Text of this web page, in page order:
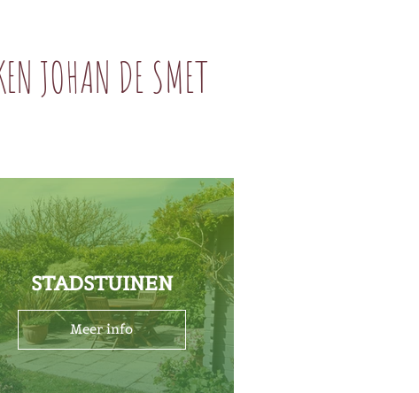
JOHAN DE SMET
STADSTUINEN
Meer info